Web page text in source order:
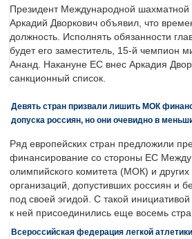
Президент Международной
Аркадий Дворкович объявил, что
должность. Исполнять обязанности
будет его заместитель, 15-й чемпион
Ананд. Накануне ЕС внес Аркадия
санкционный список.
Девять стран призвали лишить МОК
допуска россиян, но они очевидно в
Ряд европейских стран предложили
финансирование со стороны ЕС
олимпийского комитета (МОК) и других
организаций, допустивших россиян и
под своей эгидой. С такой
к ней присоединились еще восемь
Всероссийская федерация легкой